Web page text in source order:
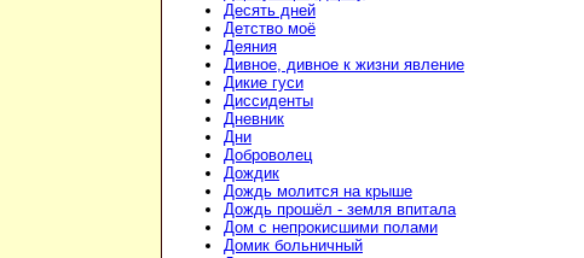
Десять дней
Детство моё
Деяния
Дивное, дивное к жизни явление
Дикие гуси
Диссиденты
Дневник
Дни
Доброволец
Дождик
Дождь молится на крыше
Дождь прошёл - земля впитала
Дом с непрокисшими полами
Домик больничный